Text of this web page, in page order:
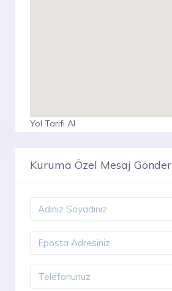
Yol Tarifi Al
Kuruma Özel Mesaj Gönder